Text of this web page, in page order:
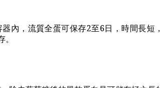
內，流質全蛋可保存2至6日，時間長短